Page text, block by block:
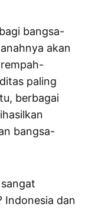
bangsa-
akan
paling
berbagai
bangsa-
Indonesia dan